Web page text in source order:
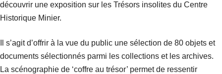
découvrir une exposition sur les Trésors insolites du Centre
Historique Minier.
Il s’agit d’offrir à la vue du public une sélection de 80 objets et
documents sélectionnés parmi les collections et les archives.
La scénographie de ‘coffre au trésor’ permet de ressentir